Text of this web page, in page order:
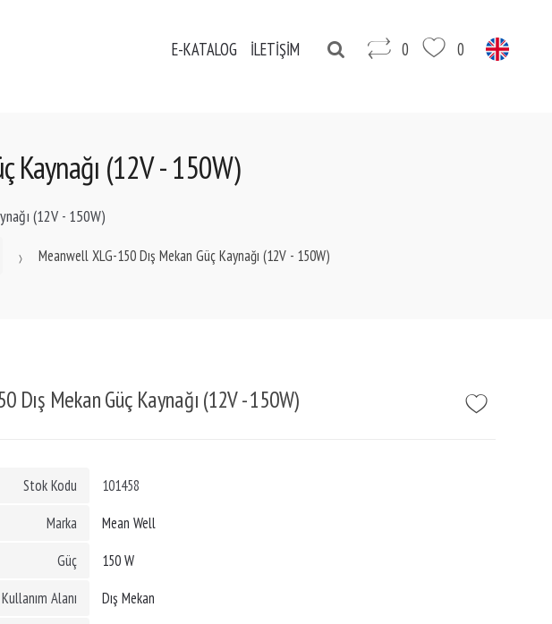
E-KATALOG İLETİŞİM 0 0
Kaynağı (12V - 150W)
(12V - 150W)
Meanwell XLG-150 Dış Mekan Güç Kaynağı (12V - 150W)
Dış Mekan Güç Kaynağı (12V - 150W)
Stok Kodu
101458
Marka
Mean Well
Güç
150 W
Kullanım Alanı
Dış Mekan